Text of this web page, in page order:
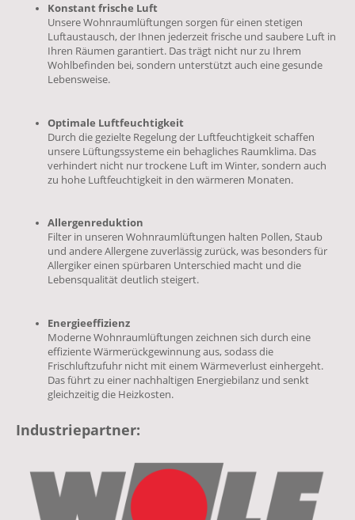
Konstant frische Luft
Unsere Wohnraumlüftungen sorgen für einen stetigen
Luftaustausch, der Ihnen jederzeit frische und saubere Luft in
Ihren Räumen garantiert. Das trägt nicht nur zu Ihrem
Wohlbefinden bei, sondern unterstützt auch eine gesunde
Lebensweise.
Optimale Luftfeuchtigkeit
Durch die gezielte Regelung der Luftfeuchtigkeit schaffen
unsere Lüftungssysteme ein behagliches Raumklima. Das
verhindert nicht nur trockene Luft im Winter, sondern auch
zu hohe Luftfeuchtigkeit in den wärmeren Monaten.
Allergenreduktion
Filter in unseren Wohnraumlüftungen halten Pollen, Staub
und andere Allergene zuverlässig zurück, was besonders für
Allergiker einen spürbaren Unterschied macht und die
Lebensqualität deutlich steigert.
Energieeffizienz
Moderne Wohnraumlüftungen zeichnen sich durch eine
effiziente Wärmerückgewinnung aus, sodass die
Frischluftzufuhr nicht mit einem Wärmeverlust einhergeht.
Das führt zu einer nachhaltigen Energiebilanz und senkt
gleichzeitig die Heizkosten.
Industriepartner: